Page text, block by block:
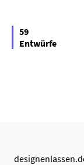
59
Entwürfe